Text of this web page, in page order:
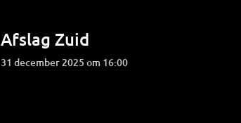
Afslag Zuid
31 december 2025 om 16:00